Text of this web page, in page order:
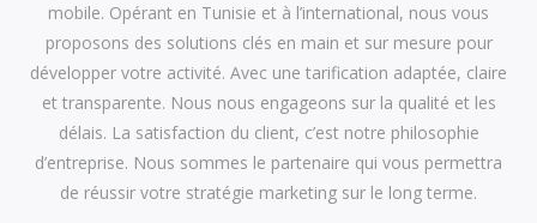
mobile. Opérant en Tunisie et à l’international, nous vous
proposons des solutions clés en main et sur mesure pour
développer votre activité. Avec une tarification adaptée, claire
et transparente. Nous nous engageons sur la qualité et les
délais. La satisfaction du client, c’est notre philosophie
d’entreprise. Nous sommes le partenaire qui vous permettra
de réussir votre stratégie marketing sur le long terme.